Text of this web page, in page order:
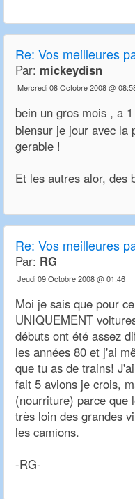
Re: Vos meilleures
Par: mickeydisn
Mercredi 08 Octobre 2008 @
bein un gros mois , a
biensur je jour avec la
gerable !
Et les autres alor, des
Re: Vos meilleures
Par: RG
Jeudi 09 Octobre 2008 @ 01:46
Moi je sais que pour
UNIQUEMENT
débuts ont été assez
les années 80 et j'ai
que tu as de trains!
fait 5 avions je crois,
(nourriture) parce que
très loin des grandes
les camions.
-RG-